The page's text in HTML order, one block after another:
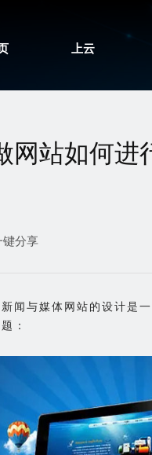
上云
网站如何进
键分享
闻与媒体网站的设计是
：